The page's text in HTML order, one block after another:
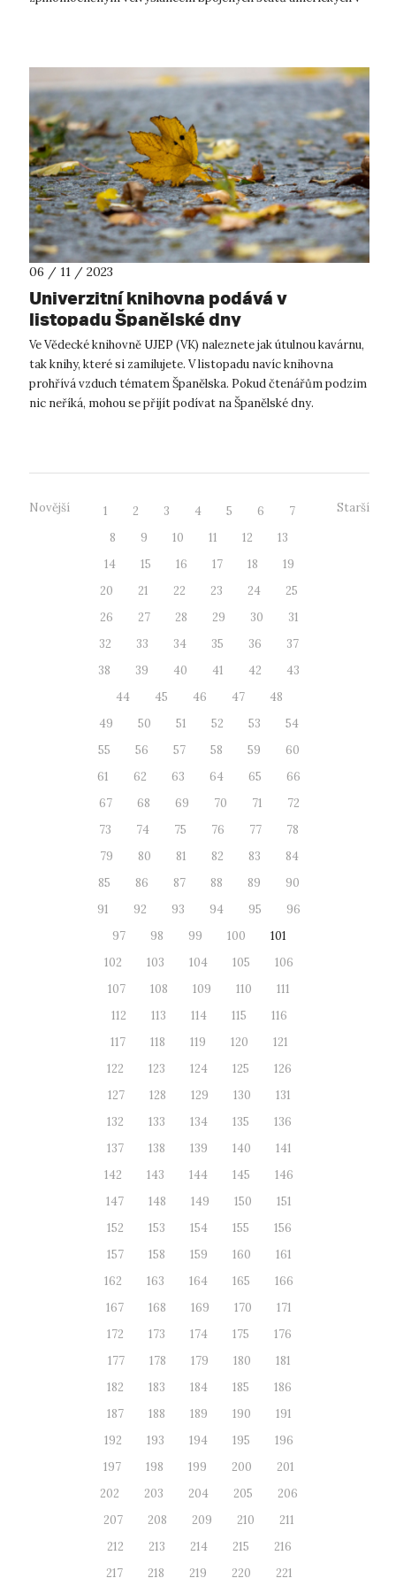
06 / 11 / 2023
Univerzitní knihovna podává v
listopadu Španělské dny
Ve Vědecké knihovně UJEP (VK) naleznete jak útulnou kavárnu,
tak knihy, které si zamilujete. V listopadu navíc knihovna
prohřívá vzduch tématem Španělska. Pokud čtenářům podzim
nic neříká, mohou se přijít podívat na Španělské dny.
Novější 1 2 3 4 5 6
7
8
9 10 11 12
13
14
15 16 17 18
19
20
21 22 23 24
25
26
27 28 29 30
31
32
33 34 35 36
37
38
39 40 41 42
43
44
45 46 47
48
49
50 51 52 53
54
55
56 57 58 59
60
61
62 63 64 65
66
67
68 69 70 71
72
73
74 75 76 77
78
79
80 81 82 83
84
85
86 87 88 89
90
91
92 93 94 95
96
97
98 99 100
101
102
103 104 105
106
107
108 109 110
111
112
113 114 115
116
117
118 119 120
121
122
123 124 125
126
127
128 129 130
131
132
133 134 135
136
137
138 139 140
141
142
143 144 145
146
147
148 149 150
151
152
153 154 155
156
157
158 159 160
161
162
163 164 165
166
167
168 169 170
171
172
173 174 175
176
177
178 179 180
181
182
183 184 185
186
187
188 189 190
191
192
193 194 195
196
197
198 199 200
201
202
203 204 205
206
207
208 209 210
211
212
213 214 215
216
217
218 219 220
221
Starší